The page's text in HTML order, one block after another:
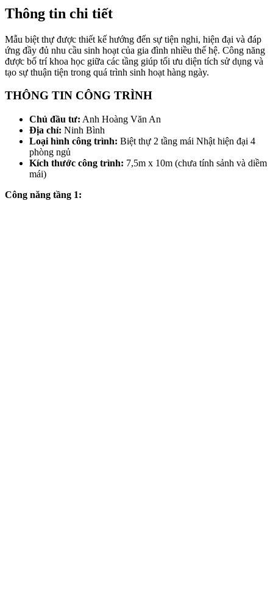
Thông tin chi tiết
Mẫu biệt thự được thiết kế hướng đến sự tiện nghi, hiện đại và đáp
ứng đầy đủ nhu cầu sinh hoạt của gia đình nhiều thế hệ. Công năng
được bố trí khoa học giữa các tầng giúp tối ưu diện tích sử dụng và
tạo sự thuận tiện trong quá trình sinh hoạt hàng ngày.
THÔNG TIN CÔNG TRÌNH
Chủ đầu tư: Anh Hoàng Văn An
Địa chỉ: Ninh Bình
Loại hình công trình: Biệt thự 2 tầng mái Nhật hiện đại 4
phòng ngủ
Kích thước công trình: 7,5m x 10m (chưa tính sảnh và diềm
mái)
Công năng tầng 1: